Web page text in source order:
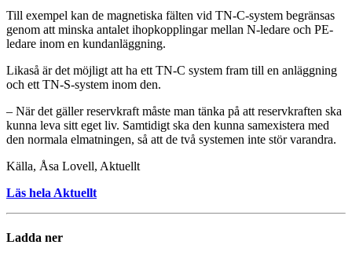
Till exempel kan de magnetiska fälten vid TN-C-system begränsas
genom att minska antalet ihopkopplingar mellan N-ledare och PE-
ledare inom en kundanläggning.
Likaså är det möjligt att ha ett TN-C system fram till en anläggning
och ett TN-S-system inom den.
– När det gäller reservkraft måste man tänka på att reservkraften ska
kunna leva sitt eget liv. Samtidigt ska den kunna samexistera med
den normala elmatningen, så att de två systemen inte stör varandra.
Källa, Åsa Lovell, Aktuellt
Läs hela Aktuellt
Ladda ner